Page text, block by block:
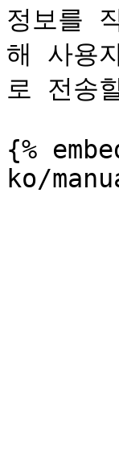
정보를
해 사용
로 전송
{%